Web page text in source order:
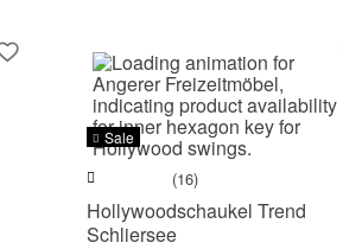
Sale
(16)
Hollywoodschaukel Trend
Schliersee